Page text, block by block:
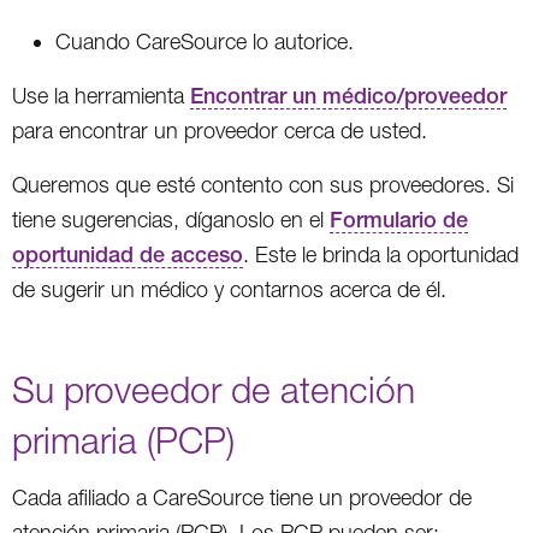
Cuando CareSource lo autorice.
Use la herramienta Encontrar un médico/proveedor
para encontrar un proveedor cerca de usted.
Queremos que esté contento con sus proveedores. Si
tiene sugerencias, díganoslo en el Formulario de
oportunidad de acceso. Este le brinda la oportunidad
de sugerir un médico y contarnos acerca de él.
Su proveedor de atención
primaria (PCP)
Cada afiliado a CareSource tiene un proveedor de